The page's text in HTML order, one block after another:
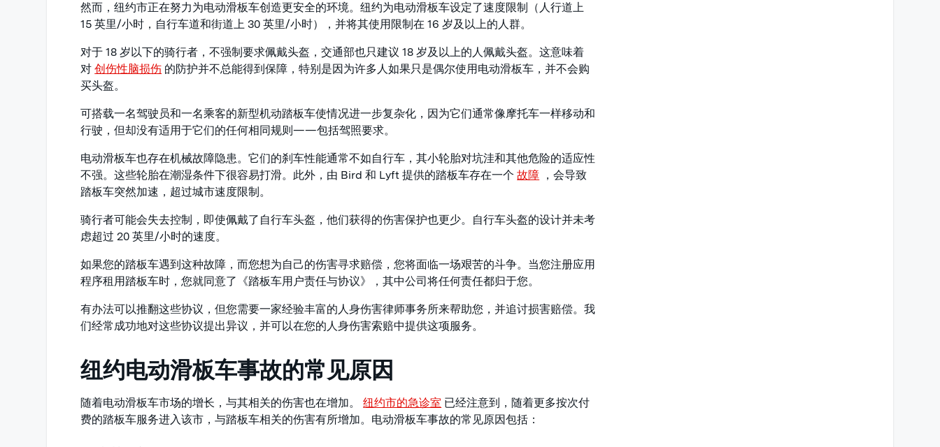
然而，纽约市正在努力为电动滑板车创造更安全的环境。纽约为电动滑板车设定了速度限制（人行道上
15 英里/小时，自行车道和街道上 30 英里/小时），并将其使用限制在 16 岁及以上的人群。
对于 18 岁以下的骑行者，不强制要求佩戴头盔，交通部也只建议 18 岁及以上的人佩戴头盔。这意味着
对创伤性脑损伤 的防护并不总能得到保障，特别是因为许多人如果只是偶尔使用电动滑板车，并不会购
买头盔。
可搭载一名驾驶员和一名乘客的新型机动踏板车使情况进一步复杂化，因为它们通常像摩托车一样移动和
行驶，但却没有适用于它们的任何相同规则——包括驾照要求。
电动滑板车也存在机械故障隐患。它们的刹车性能通常不如自行车，其小轮胎对坑洼和其他危险的适应性
不强。这些轮胎在潮湿条件下很容易打滑。此外，由 Bird 和 Lyft 提供的踏板车存在一个故障 ，会导致
踏板车突然加速，超过城市速度限制。
骑行者可能会失去控制，即使佩戴了自行车头盔，他们获得的伤害保护也更少。自行车头盔的设计并未考
虑超过 20 英里/小时的速度。
如果您的踏板车遇到这种故障，而您想为自己的伤害寻求赔偿，您将面临一场艰苦的斗争。当您注册应用
程序租用踏板车时，您就同意了《踏板车用户责任与协议》，其中公司将任何责任都归于您。
有办法可以推翻这些协议，但您需要一家经验丰富的人身伤害律师事务所来帮助您，并追讨损害赔偿。我
们经常成功地对这些协议提出异议，并可以在您的人身伤害索赔中提供这项服务。
纽约电动滑板车事故的常见原因
随着电动滑板车市场的增长，与其相关的伤害也在增加。纽约市的急诊室 已经注意到，随着更多按次付
费的踏板车服务进入该市，与踏板车相关的伤害有所增加。电动滑板车事故的常见原因包括：